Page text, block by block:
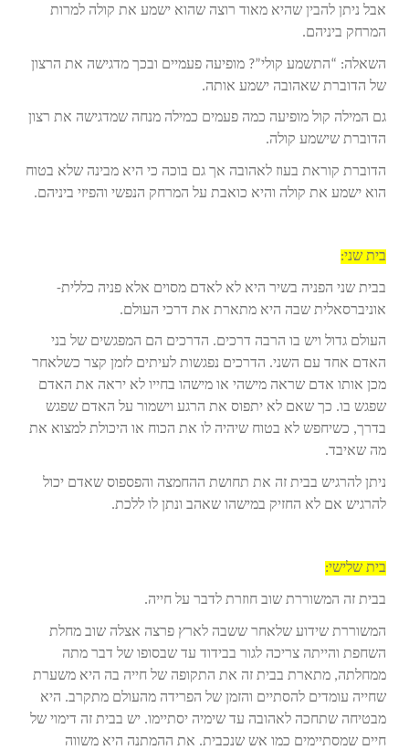
אבל ניתן להבין שהיא מאוד רוצה שהוא ישמע את קולה למרות
המרחק ביניהם.
השאלה: “התשמע קולי”? מופיעה פעמיים ובכך מדגישה את הרצון
של הדוברת שאהובה ישמע אותה.
גם המילה קול מופיעה כמה פעמים כמילה מנחה שמדגישה את רצון
הדוברת שישמע קולה.
הדוברת קוראת בעוז לאהובה אך גם בוכה כי היא מבינה שלא בטוח
הוא ישמע את קולה והיא כואבת על המרחק הנפשי והפיזי ביניהם.
בית שני:
בבית שני הפניה בשיר היא לא לאדם מסוים אלא פניה כללית-
אוניברסאלית שבה היא מתארת את דרכי העולם.
העולם גדול ויש בו הרבה דרכים. הדרכים הם המפגשים של בני
האדם אחד עם השני. הדרכים נפגשות לעיתים לזמן קצר כשלאחר
מכן אותו אדם שראה מישהי או מישהו בחייו לא יראה את האדם
שפגש בו. כך שאם לא יתפוס את הרגע וישמור על האדם שפגש
בדרך, כשיחפש לא בטוח שיהיה לו את הכוח או היכולת למצוא את
מה שאיבד.
ניתן להרגיש בבית זה את תחושת ההחמצה והפספוס שאדם יכול
להרגיש אם לא החזיק במישהו שאהב ונתן לו ללכת.
בית שלישי:
בבית זה המשוררת שוב חוזרת לדבר על חייה.
המשוררת שידוע שלאחר ששבה לארץ פרצה אצלה שוב מחלת
השחפת והייתה צריכה לגור בבידוד עד שבסופו של דבר מתה
ממחלתה, מתארת בבית זה את התקופה של חייה בה היא משערת
שחייה עומדים להסתיים והזמן של הפרידה מהעולם מתקרב. היא
מבטיחה שתחכה לאהובה עד שימיה יסתיימו. יש בבית זה דימוי של
חיים שמסתיימים כמו אש שנכבית. את ההמתנה היא משווה